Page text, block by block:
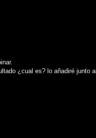
¿cual es? lo añadiré junto